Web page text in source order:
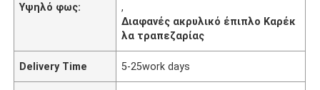
Υψηλό φως:
,
Διαφανές ακρυλικό έπιπλο Καρέκ
λα τραπεζαρίας
Delivery Time 5-25work days